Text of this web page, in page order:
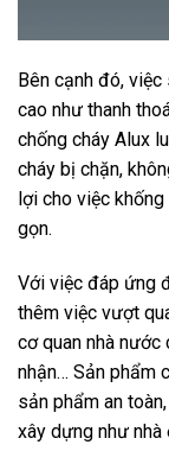
Bên cạnh đó,
cao như thanh
chống cháy Alux
cháy bị chặn,
lợi cho việc
gọn.
Với việc đáp ứng
thêm việc vượt
cơ quan nhà
nhận… Sản phẩm
sản phẩm an
xây dựng như nhà